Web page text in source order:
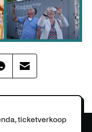
Effenaar
op
Effenaar
op
ticketverkoop